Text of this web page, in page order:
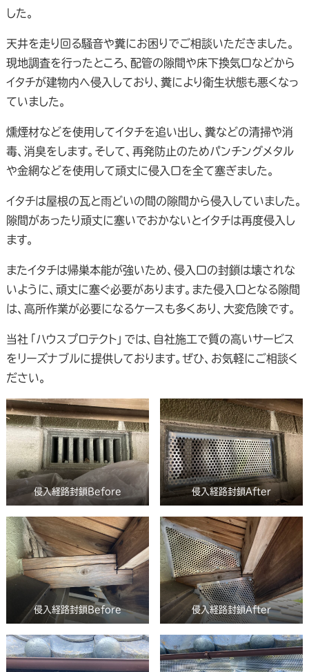
した。
天井を走り回る騒音や糞にお困りでご相談いただきました。
現地調査を行ったところ、配管の隙間や床下換気口などから
イタチが建物内へ侵入しており、糞により衛生状態も悪くなっ
ていました。
燻煙材などを使用してイタチを追い出し、糞などの清掃や消
毒、消臭をします。そして、再発防止のためパンチングメタル
や金網などを使用して頑丈に侵入口を全て塞ぎました。
イタチは屋根の瓦と雨どいの間の隙間から侵入していました。
隙間があったり頑丈に塞いでおかないとイタチは再度侵入し
ます。
またイタチは帰巣本能が強いため、侵入口の封鎖は壊されな
いように、頑丈に塞ぐ必要があります。また侵入口となる隙間
は、高所作業が必要になるケースも多くあり、大変危険です。
当社「ハウスプロテクト」では、自社施工で質の高いサービス
をリーズナブルに提供しております。ぜひ、お気軽にご相談く
ださい。
侵入経路封鎖Before 侵入経路封鎖After
侵入経路封鎖Before 侵入経路封鎖After